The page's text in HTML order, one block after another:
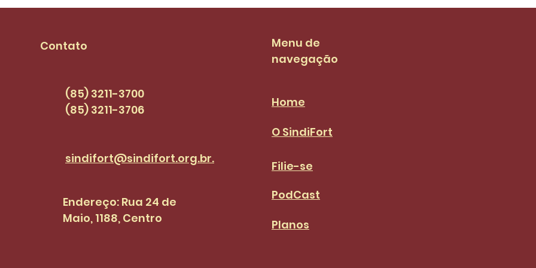
mandato e se
pautas dos
piso salarial dos garis
PCCS da categoria
Contato
(85) 3211-3700
(85) 3211-3706
sindifort@sindifort.org.br.
Endereço: Rua 24 de
Maio, 1188, Centro
Menu de
navegação
Home
O SindiFort
Filie-se
PodCast
Planos